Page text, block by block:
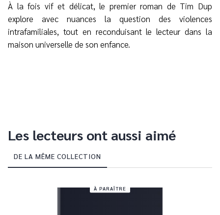
À la fois vif et délicat, le premier roman de Tim Dup
explore avec nuances la question des violences
intrafamiliales, tout en reconduisant le lecteur dans la
maison universelle de son enfance.
Les lecteurs ont aussi aimé
DE LA MÊME COLLECTION
À PARAÎTRE